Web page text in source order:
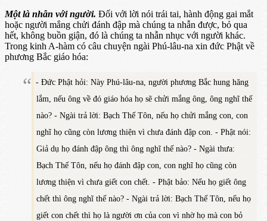
Một là nhẫn với người. Đối với lời nói trái tai, hành động gai mắt
hoặc người mắng chửi đánh đập mà chúng ta nhẫn được, bỏ qua
hết, không buồn giận, đó là chúng ta nhẫn nhục với người khác.
Trong kinh A-hàm có câu chuyện ngài Phú-lâu-na xin đức Phật về
phương Bắc giáo hóa:
- Đức Phật hỏi: Này Phú-lâu-na, người phương Bắc hung hăng
lắm, nếu ông về đó giáo hóa họ sẽ chửi mắng ông, ông nghĩ thế
nào? - Ngài trả lời: Bạch Thế Tôn, nếu họ chửi mắng con, con
nghĩ họ cũng còn lương thiện vì chưa đánh đập con. - Phật nói:
Giả dụ họ đánh đập ông thì ông nghĩ thế nào? - Ngài thưa:
Bạch Thế Tôn, nếu họ đánh đập con, con nghĩ họ cũng còn
lương thiện vì chưa giết con chết. - Phật bảo: Nếu họ giết ông
chết thì ông nghĩ thế nào? - Ngài trả lời: Bạch Thế Tôn, nếu họ
giết con chết thì họ là người ơn của con vì nhờ họ mà con bỏ